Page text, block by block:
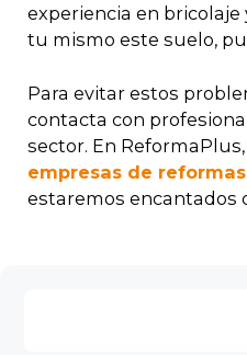
experiencia en
tu mismo este suelo,
Para evitar estos
contacta con
sector. En
empresas de
estaremos encantados